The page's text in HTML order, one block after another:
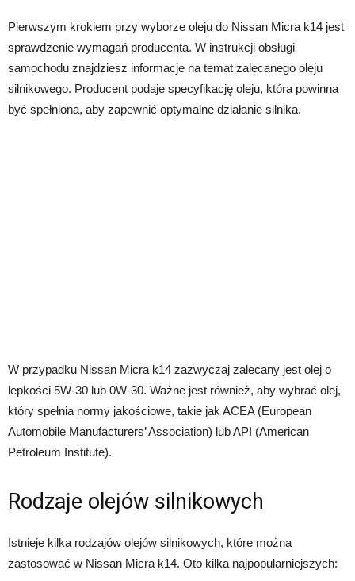
Pierwszym krokiem przy wyborze oleju do Nissan Micra k14 jest
sprawdzenie wymagań producenta. W instrukcji obsługi
samochodu znajdziesz informacje na temat zalecanego oleju
silnikowego. Producent podaje specyfikację oleju, która powinna
być spełniona, aby zapewnić optymalne działanie silnika.
W przypadku Nissan Micra k14 zazwyczaj zalecany jest olej o
lepkości 5W-30 lub 0W-30. Ważne jest również, aby wybrać olej,
który spełnia normy jakościowe, takie jak ACEA (European
Automobile Manufacturers’ Association) lub API (American
Petroleum Institute).
Rodzaje olejów silnikowych
Istnieje kilka rodzajów olejów silnikowych, które można
zastosować w Nissan Micra k14. Oto kilka najpopularniejszych: